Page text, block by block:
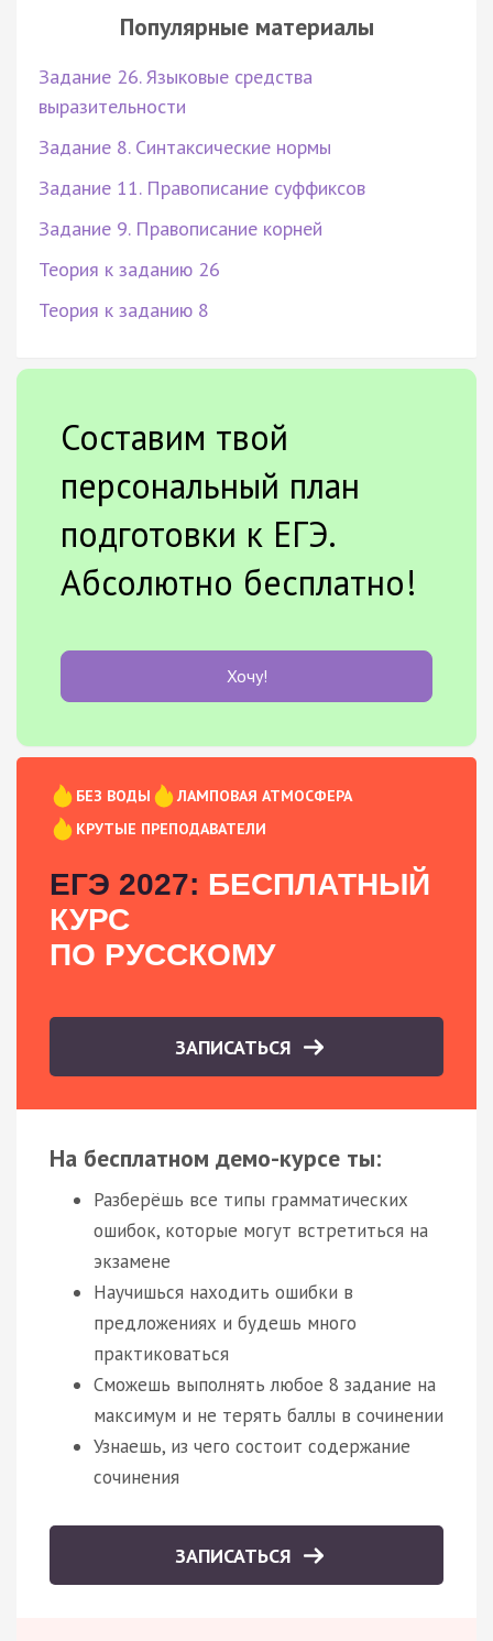
Популярные материалы
Задание 26. Языковые средства
выразительности
Задание 8. Синтаксические нормы
Задание 11. Правописание суффиксов
Задание 9. Правописание корней
Теория к заданию 26
Теория к заданию 8
Составим твой
персональный план
подготовки к ЕГЭ.
Абсолютно бесплатно!
Хочу!
БЕЗ ВОДЫ
ЛАМПОВАЯ АТМОСФЕРА
КРУТЫЕ ПРЕПОДАВАТЕЛИ
ЕГЭ 2027: БЕСПЛАТНЫЙ
КУРС
ПО РУССКОМУ
ЗАПИСАТЬСЯ
На бесплатном демо-курсе ты:
Разберёшь все типы грамматических
ошибок, которые могут встретиться на
экзамене
Научишься находить ошибки в
предложениях и будешь много
практиковаться
Сможешь выполнять любое 8 задание на
максимум и не терять баллы в сочинении
Узнаешь, из чего состоит содержание
сочинения
ЗАПИСАТЬСЯ